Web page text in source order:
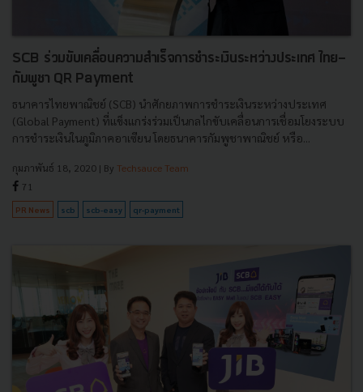
SCB ร่วมขับเคลื่อนความสำเร็จการชำระเงินระหว่างประเทศ ไทย-
กัมพูชา QR Payment
ธนาคารไทยพาณิชย์ (SCB) นำศักยภาพการชำระเงินระหว่างประเทศ
(Global Payment) ที่แข็งแกร่งร่วมเป็นกลไกขับเคลื่อนการเชื่อมโยงระบบ
การชำระเงินในภูมิภาคอาเซียน โดยธนาคารกัมพูชาพาณิชย์ หรือ...
กุมภาพันธ์ 18, 2020 | By Techsauce Team
71
PR News scb scb-easy qr-payment